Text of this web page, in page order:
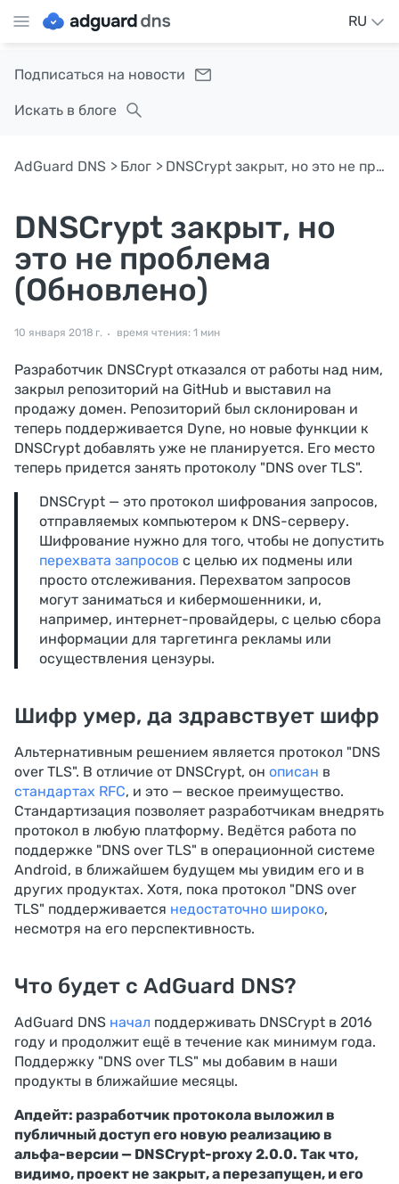
RU
Подписаться на новости
Искать в блоге
AdGuard DNS Блог DNSCrypt закрыт, но это не проблема (Обновлено)
DNSCrypt закрыт, но
это не проблема
(Обновлено)
10 января 2018 г. время чтения: 1 мин
Разработчик DNSCrypt отказался от работы над ним,
закрыл репозиторий на GitHub и выставил на
продажу домен. Репозиторий был склонирован и
теперь поддерживается Dyne, но новые функции к
DNSCrypt добавлять уже не планируется. Его место
теперь придется занять протоколу "DNS over TLS".
DNSCrypt — это протокол шифрования запросов,
отправляемых компьютером к DNS-серверу.
Шифрование нужно для того, чтобы не допустить
перехвата запросов с целью их подмены или
просто отслеживания. Перехватом запросов
могут заниматься и кибермошенники, и,
например, интернет-провайдеры, с целью сбора
информации для таргетинга рекламы или
осуществления цензуры.
Шифр умер, да здравствует шифр
Альтернативным решением является протокол "DNS
over TLS". В отличие от DNSCrypt, он описан в
стандартах RFC, и это — веское преимущество.
Стандартизация позволяет разработчикам внедрять
протокол в любую платформу. Ведётся работа по
поддержке "DNS over TLS" в операционной системе
Android, в ближайшем будущем мы увидим его и в
других продуктах. Хотя, пока протокол "DNS over
TLS" поддерживается недостаточно широко,
несмотря на его перспективность.
Что будет с AdGuard DNS?
AdGuard DNS начал поддерживать DNSCrypt в 2016
году и продолжит ещё в течение как минимум года.
Поддержку "DNS over TLS" мы добавим в наши
продукты в ближайшие месяцы.
Апдейт: разработчик протокола выложил в
публичный доступ его новую реализацию в
альфа-версии — DNSCrypt-proxy 2.0.0. Так что,
видимо, проект не закрыт, а перезапущен, и его